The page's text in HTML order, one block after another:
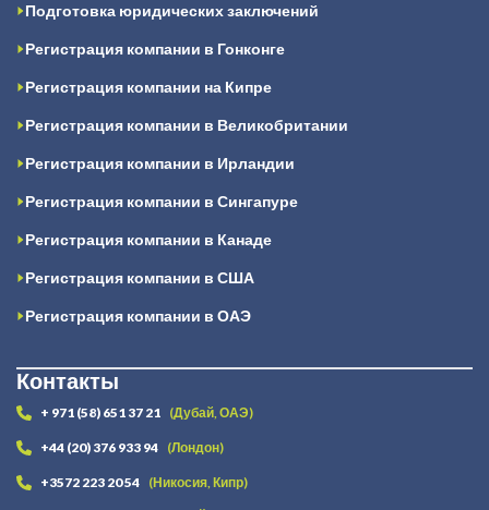
Подготовка юридических заключений
Регистрация компании в Гонконге
Регистрация компании на Кипре
Регистрация компании в Великобритании
Регистрация компании в Ирландии
Регистрация компании в Сингапуре
Регистрация компании в Канаде
Регистрация компании в США
Регистрация компании в ОАЭ
Контакты
+ 971 (58) 651 37 21 (Дубай, ОАЭ)
+44 (20) 376 933 94 (Лондон)
+3572 223 20 54 (Никосия, Кипр)